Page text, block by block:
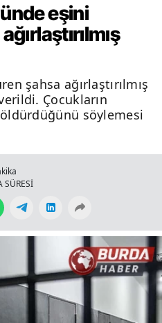
eşini
şahsa ağırlaştırılmış
Çocukların
söylemesi
SÜRESİ